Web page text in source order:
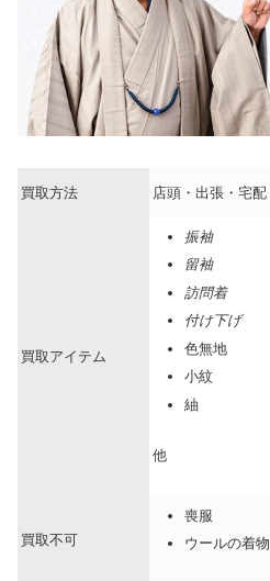
買取方法 店頭・出張・宅配
買取アイテム
振袖
留袖
訪問着
付け下げ
色無地
小紋
紬
他
買取不可
喪服
ウールの着物